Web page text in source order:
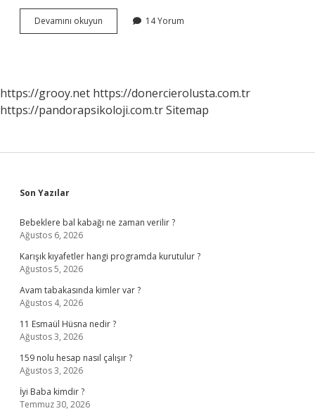
Devamını okuyun
Kıyafetleri
14 Yorum
https://grooy.net https://donercierolusta.com.tr
https://pandorapsikoloji.com.trSitemap
Sidebar
Son Yazılar
Bebeklere bal kabağı ne zaman verilir ?
Ağustos 6, 2026
Karışık kıyafetler hangi programda kurutulur ?
Ağustos 5, 2026
Avam tabakasında kimler var ?
Ağustos 4, 2026
11 Esmaül Hüsna nedir ?
Ağustos 3, 2026
159 nolu hesap nasıl çalışır ?
Ağustos 3, 2026
İyi Baba kimdir ?
Temmuz 30, 2026